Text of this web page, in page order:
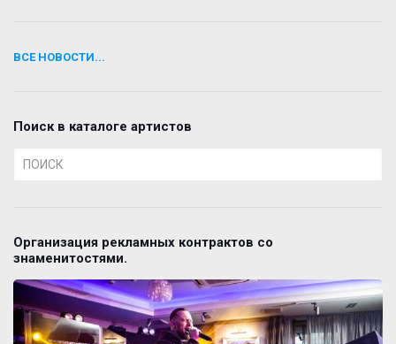
ВСЕ НОВОСТИ...
Поиск в каталоге артистов
Организация рекламных контрактов со
знаменитостями.